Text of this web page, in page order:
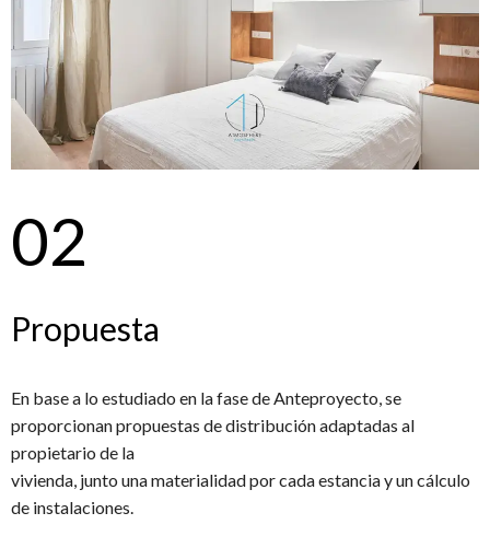
02
Propuesta
En base a lo estudiado en la fase de Anteproyecto, se
proporcionan propuestas de distribución adaptadas al
propietario de la
vivienda, junto una materialidad por cada estancia y un cálculo
de instalaciones.